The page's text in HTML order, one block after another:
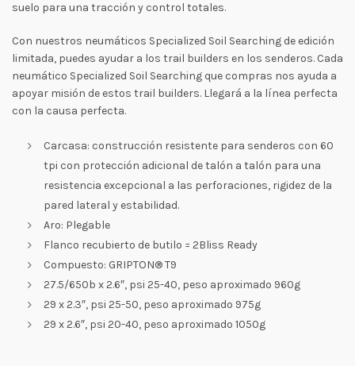
suelo para una tracción y control totales.
Con nuestros neumáticos Specialized Soil Searching de edición
limitada, puedes ayudar a los trail builders en los senderos. Cada
neumático Specialized Soil Searching que compras nos ayuda a
apoyar misión de estos trail builders. Llegará a la línea perfecta
con la causa perfecta.
Carcasa: construcción resistente para senderos con 60
tpi con protección adicional de talón a talón para una
resistencia excepcional a las perforaciones, rigidez de la
pared lateral y estabilidad.
Aro: Plegable
Flanco recubierto de butilo = 2Bliss Ready
Compuesto: GRIPTON® T9
27.5/650b x 2.6″, psi 25-40, peso aproximado 960g
29 x 2.3″, psi 25-50, peso aproximado 975g
29 x 2.6″, psi 20-40, peso aproximado 1050g